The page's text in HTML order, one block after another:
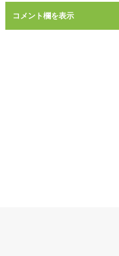
コメント欄を表示